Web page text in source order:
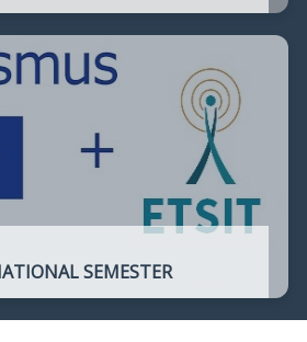
de Telecomunicación con la de
y Dirección de Empresas
SEMESTER